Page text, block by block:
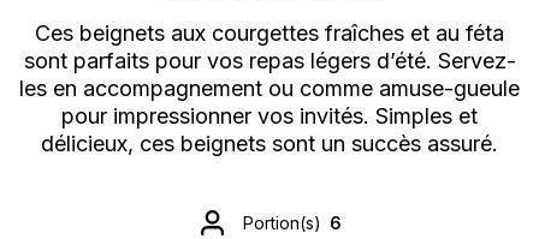
Ces beignets aux courgettes fraîches et au féta
sont parfaits pour vos repas légers d’été. Servez-
les en accompagnement ou comme amuse-gueule
pour impressionner vos invités. Simples et
délicieux, ces beignets sont un succès assuré.
Portion(s) 6